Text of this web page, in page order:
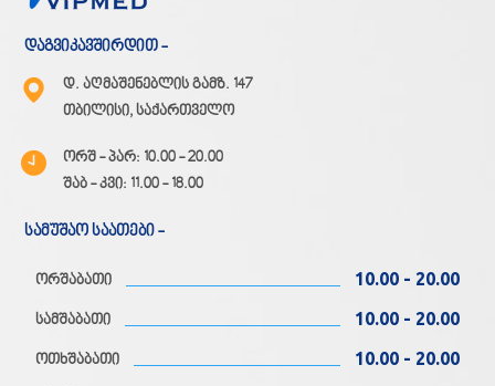
დაგვიკავშირდით -
დ. აღმაშენებლის გამზ. 147
თბილისი, საქართველო
ორშ - პარ: 10.00 - 20.00
შაბ - კვი: 11.00 - 18.00
სამუშაო საათები -
ორშაბათი 10.00 - 20.00
სამშაბათი 10.00 - 20.00
ოთხშაბათი 10.00 - 20.00